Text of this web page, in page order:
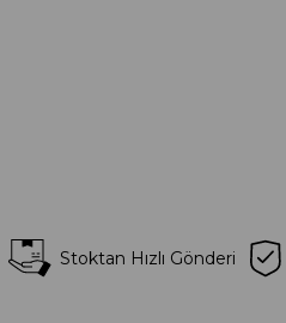
Stoktan Hızlı Gönderi